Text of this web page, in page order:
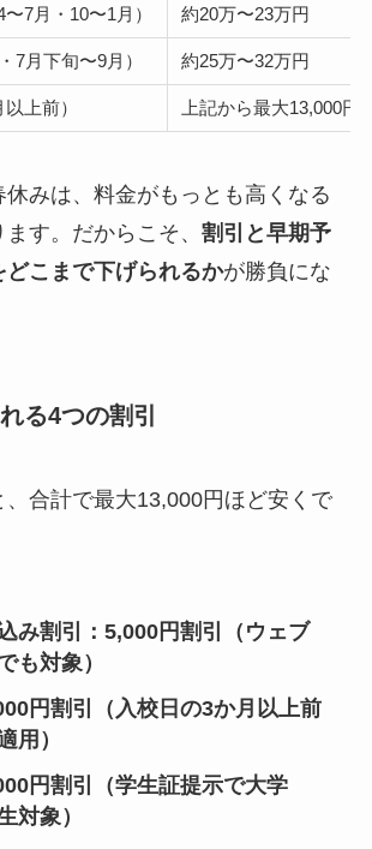
7月・10〜1月） 約20万〜23万円
7月下旬〜9月） 約25万〜32万円
上前） 上記から最大13,000円
みは、料金がもっとも高くなる
す。だからこそ、 割引と早期予
こまで下げられるかが勝負にな
る4つの割引
合計で最大13,000円ほど安くで
み割引
：5,000円割引（ウェブ
も対象）
円割引（入校日の3か月以上前
用）
円割引（学生証提示で大学
対象）